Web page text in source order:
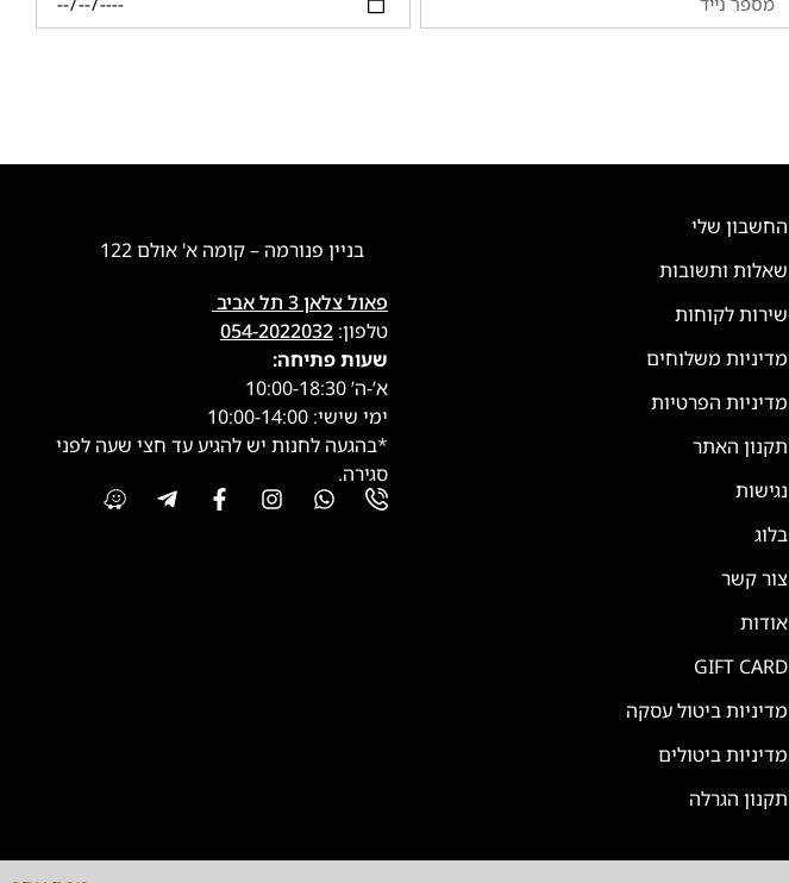
החשבון שלי
שאלות ותשובות
שירות לקוחות
מדיניות משלוחים
מדיניות הפרטיות
תקנון האתר
נגישות
בלוג
צור קשר
אודות
GIFT CARD
מדיניות ביטול עסקה
מדיניות ביטולים
תקנון הגרלה
בניין פנורמה – קומה א' אולם 122
פאול צלאן 3 תל אביב
טלפון: 054-2022032
שעות פתיחה:
א’-ה’ 10:00-18:30
ימי שישי: 10:00-14:00
*בהגעה לחנות יש להגיע עד חצי שעה לפני
סגירה.